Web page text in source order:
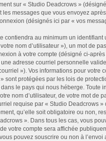
sur « Studio Deadcrows »
les messages que vous envoyez
(désignés ici par « vos
contiendra au minimum un identifiant
nom d’utilisateur »), un mot de
à votre compte (désigné ci-
une adresse courriel personnelle
»). Vos informations pour votre
sont protégées par les lois de
le pays qui nous héberge. Toute
nom d’utilisateur, de votre mot de
requise par « Studio Deadcrows »
qu’elle soit obligatoire ou non,
». Dans tous les cas, vous
votre compte sera affichée
pouvez souscrire ou non à l’envoi